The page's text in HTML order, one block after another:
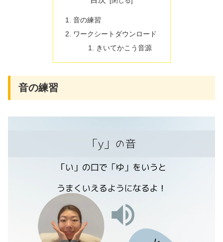
音の練習
ワークシートダウンロード
きいてかこう音源
音の練習